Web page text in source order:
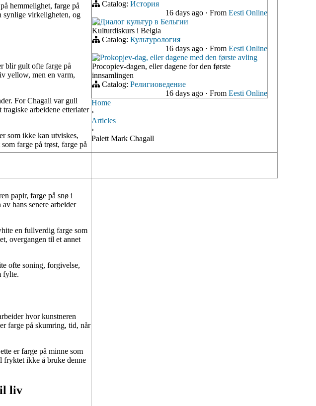
hemmelighet, farge på
synlige virkeligheten, og
blir gult ofte farge på
yellow, men en varm,
For Chagall var gull
arbeidene etterlater
som ikke kan utviskes,
farge på trøst, farge på
papir, farge på snø i
hans senere arbeider
en fullverdig farge som
overgangen til et annet
ofte soning, forgivelse,
fylte.
hvor kunstneren
farge på skumring, tid, når
er farge på minne som
fryktet ikke å bruke denne
liv
Catalog: История
16 days ago · From Eesti Online
Диалог культур в Бельгии
Kulturdiskurs i Belgia
Catalog: Культурология
16 days ago · From Eesti Online
Prokopjev-dag, eller dagene med den første avling
Procopiev-dagen, eller dagene for den første
innsamlingen
Catalog: Религиоведение
16 days ago · From Eesti Online
Home
›
Articles
›
Palett Mark Chagall